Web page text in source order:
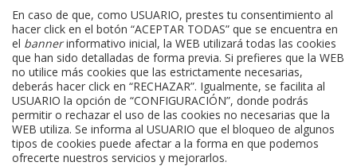
En caso de que, como USUARIO, prestes tu consentimiento al
hacer click en el botón “ACEPTAR TODAS” que se encuentra en
el bannerinformativo inicial, la WEB utilizará todas las cookies
que han sido detalladas de forma previa. Si prefieres que la WEB
no utilice más cookies que las estrictamente necesarias,
deberás hacer click en “RECHAZAR”. Igualmente, se facilita al
USUARIO la opción de “CONFIGURACIÓN”, donde podrás
permitir o rechazar el uso de las cookies no necesarias que la
WEB utiliza. Se informa al USUARIO que el bloqueo de algunos
tipos de cookies puede afectar a la forma en que podemos
ofrecerte nuestros servicios y mejorarlos.